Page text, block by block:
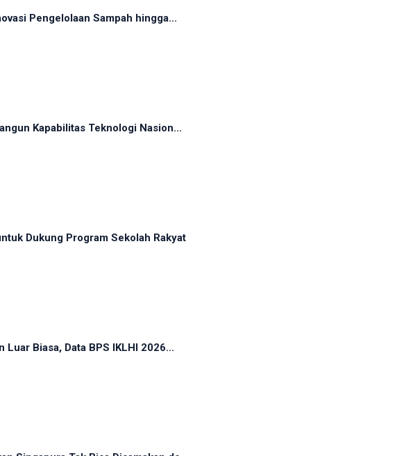
Pengelolaan Sampah hingga...
Kapabilitas Teknologi Nasion...
Dukung Program Sekolah Rakyat
Biasa, Data BPS IKLHI 2026...